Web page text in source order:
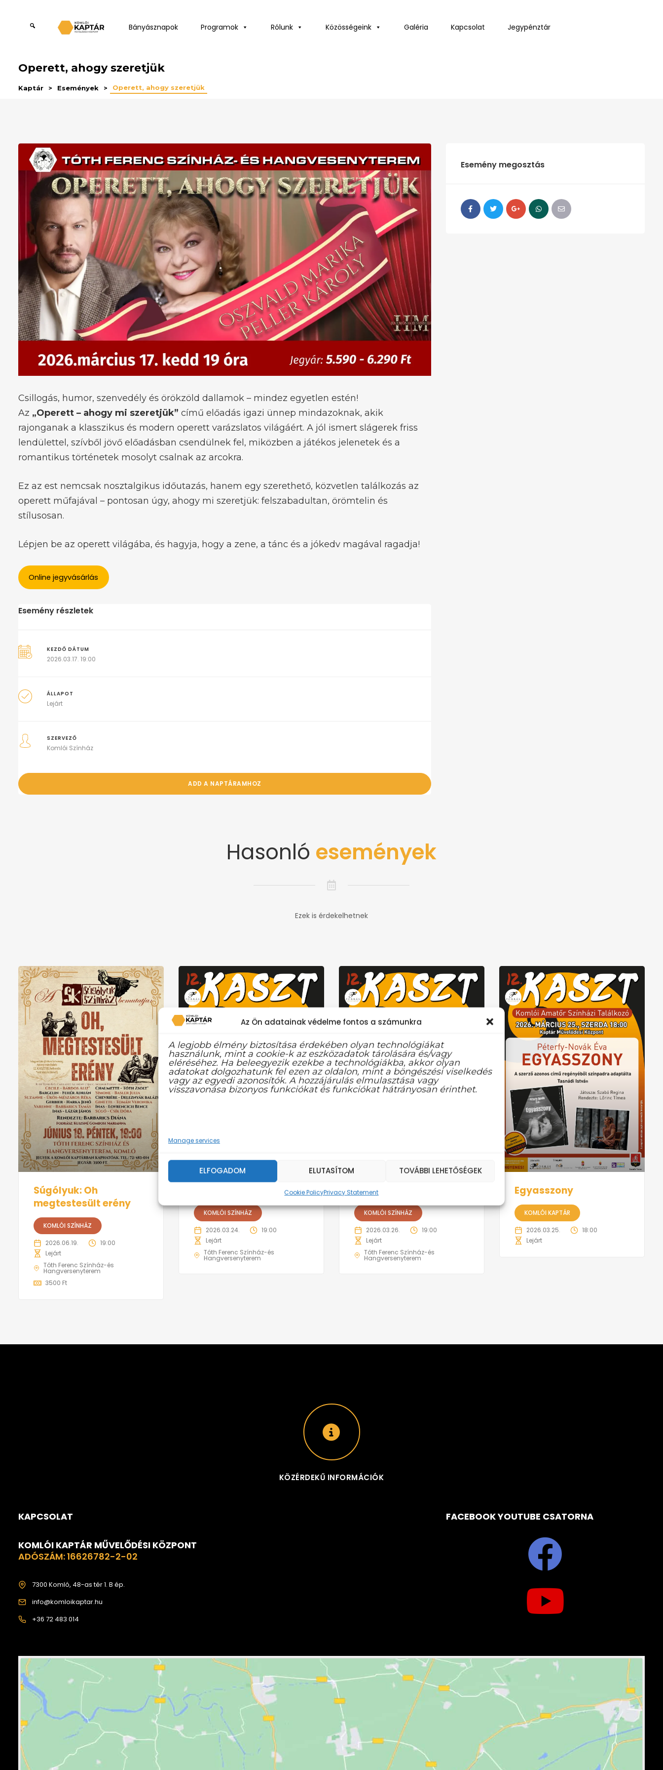
Az Ön adatainak védelme fontos a számunkra
A legjobb élmény biztosítása érdekében olyan technológiákat
használunk, mint a cookie-k az eszközadatok tárolására és/vagy
eléréséhez. Ha beleegyezik ezekbe a technológiákba, akkor olyan
adatokat dolgozhatunk fel ezen az oldalon, mint a böngészési viselkedés
vagy az egyedi azonosítók. A hozzájárulás elmulasztása vagy
visszavonása bizonyos funkciókat és funkciókat hátrányosan érinthet.
Manage services
ELFOGADOM ELUTASÍTOM TOVÁBBI LEHETŐSÉGEK
Cookie PolicyPrivacy Statement
Bányásznapok Programok Rólunk Közösségeink Galéria Kapcsolat Jegypénztár
Operett, ahogy szeretjük
Kaptár Események Operett, ahogy szeretjük
Csillogás, humor, szenvedély és örökzöld dallamok – mindez egyetlen estén!
Az „Operett – ahogy mi szeretjük” című előadás igazi ünnep mindazoknak, akik
rajonganak a klasszikus és modern operett varázslatos világáért. A jól ismert slágerek friss
lendülettel, szívből jövő előadásban csendülnek fel, miközben a játékos jelenetek és a
romantikus történetek mosolyt csalnak az arcokra.
Ez az est nemcsak nosztalgikus időutazás, hanem egy szerethető, közvetlen találkozás az
operett műfajával – pontosan úgy, ahogy mi szeretjük: felszabadultan, örömtelin és
stílusosan.
Lépjen be az operett világába, és hagyja, hogy a zene, a tánc és a jókedv magával ragadja!
Online jegyvásárlás
Esemény részletek
KEZDŐ DÁTUM
2026.03.17. 19:00
ÁLLAPOT
Lejárt
SZERVEZŐ
Komlói Színház
ADD A NAPTÁRAMHOZ
Esemény megosztás
Hasonló események
Ezek is érdekelhetnek
Súgólyuk: Oh
megtestesült erény
KOMLÓI SZÍNHÁZ
2026.06.19.
19:00
Lejárt
Tóth Ferenc Színház-és
Hangversenyterem
3500 Ft
KOMLÓI SZÍNHÁZ
2026.03.24.
19:00
Lejárt
Tóth Ferenc Színház-és
Hangversenyterem
Hitted volna?
KOMLÓI SZÍNHÁZ
2026.03.26.
19:00
Lejárt
Tóth Ferenc Színház-és
Hangversenyterem
Egyasszony
KOMLÓI KAPTÁR
2026.03.25.
18:00
Lejárt
KÖZÉRDEKŰ INFORMÁCIÓK
KAPCSOLAT
KOMLÓI KAPTÁR MŰVELŐDÉSI KÖZPONT
ADÓSZÁM: 16626782-2-02
7300 Komló, 48-as tér 1. B ép.
info@komloikaptar.hu
+36 72 483 014
FACEBOOK YOUTUBE CSATORNA